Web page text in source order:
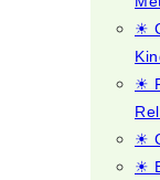
☀
☀
☀
☀